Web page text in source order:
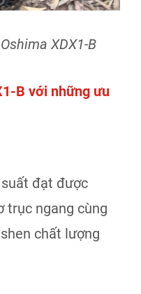
XDX1-B
B với những ưu
đạt được
trục ngang cùng
chất lượng